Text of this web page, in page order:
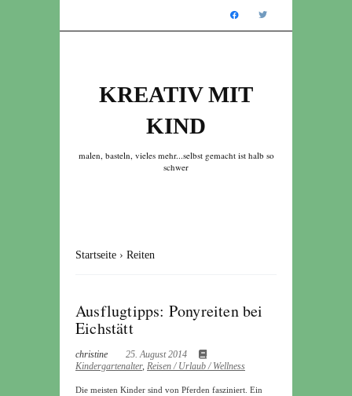
KREATIV MIT
KIND
malen, basteln, vieles mehr...selbst gemacht ist halb so
schwer
Startseite › Reiten
Ausflugtipps: Ponyreiten bei
Eichstätt
christine
25. August 2014
Kindergartenalter, Reisen / Urlaub / Wellness
Die meisten Kinder sind von Pferden fasziniert. Ein